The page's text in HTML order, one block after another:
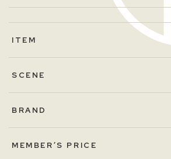
ITEM
SCENE
BRAND
MEMBER’S PRICE